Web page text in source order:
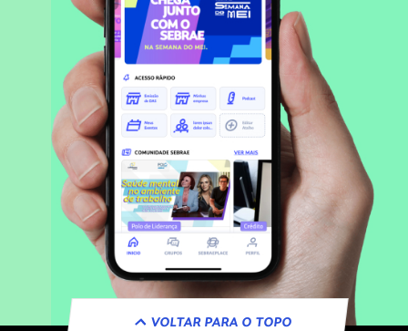
VOLTAR PARA O TOPO